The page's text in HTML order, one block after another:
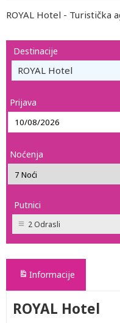
ROYAL Hotel - Turistička
Destinacije
ROYAL Hotel
Prijava
Noćenja
Putnici
2 Odrasli
Informacije
ROYAL Hotel